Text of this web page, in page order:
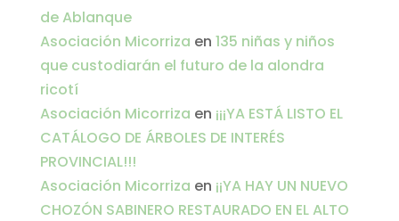
de Ablanque
Asociación Micorriza en 135 niñas y niños
que custodiarán el futuro de la alondra
ricotí
Asociación Micorriza en ¡¡¡YA ESTÁ LISTO EL
CATÁLOGO DE ÁRBOLES DE INTERÉS
PROVINCIAL!!!
Asociación Micorriza en ¡¡YA HAY UN NUEVO
CHOZÓN SABINERO RESTAURADO EN EL ALTO